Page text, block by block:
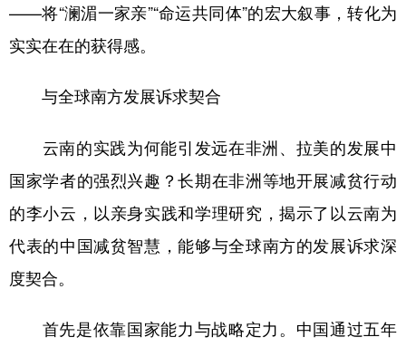
——将“澜湄一家亲”“命运共同体”的宏大叙事，转化为
实实在在的获得感。
与全球南方发展诉求契合
云南的实践为何能引发远在非洲、拉美的发展中
国家学者的强烈兴趣？长期在非洲等地开展减贫行动
的李小云，以亲身实践和学理研究，揭示了以云南为
代表的中国减贫智慧，能够与全球南方的发展诉求深
度契合。
首先是依靠国家能力与战略定力。中国通过五年